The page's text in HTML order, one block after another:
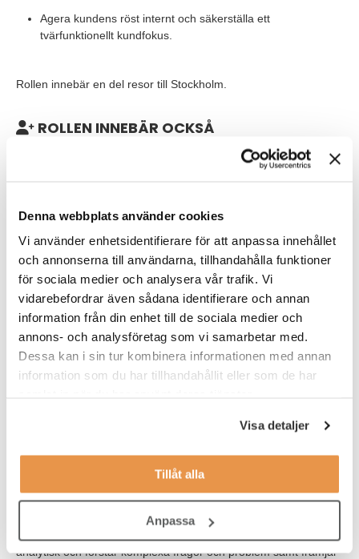
Denna webbplats använder cookies
Vi använder enhetsidentifierare för att anpassa innehållet
och annonserna till användarna, tillhandahålla funktioner
för sociala medier och analysera vår trafik. Vi
vidarebefordrar även sådana identifierare och annan
information från din enhet till de sociala medier och
annons- och analysföretag som vi samarbetar med.
Dessa kan i sin tur kombinera informationen med annan
information som du har tillhandahållit eller som de har
Visa detaljer
Tillåt alla
Anpassa
Agera kundens röst internt och säkerställa ett
tvärfunktionellt kundfokus.
Rollen innebär en del resor till Stockholm.
ROLLEN INNEBÄR OCKSÅ
Som Contract Manager rapporterar du direkt till
försäljningschefen och ingår i ett team med drygt 10
VEM ÄR DU?
Vi söker dig med en relevant utbildning och med flera års
erfarenhet av komplex tjänsteförsäljning (värdebaserad
försäljning, helhetslösningar) med Key Account fokus. Har du en
bakgrund från tågbranschen (gärna inom godssegmentet)
och/eller försäljningserfarenhet inom transportsektorn,
fordonsservice- och underhåll eller liknande är detta
meriterande. Du har erfarenhet av att upprätta och tolka
Du har god IT-vana samt talar och skriver både svenska och
användbart nätverk med kontakter och relationer och använder
detta för att uppnå mål. Du ser och tar till vara på
analytisk och förstår komplexa frågor och problem samt främjar